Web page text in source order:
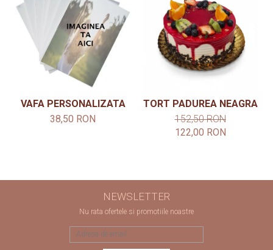
VAFA PERSONALIZATA
38,50 RON
TORT PADUREA NEAGRA
152,50 RON
122,00 RON
NEWSLETTER
Nu rata ofertele si promotiile noastre